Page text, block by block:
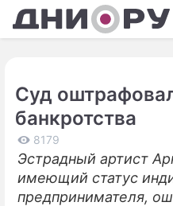
Суд
банкротства
8179
Эстрадный артист
имеющий статус
предпринимателя,